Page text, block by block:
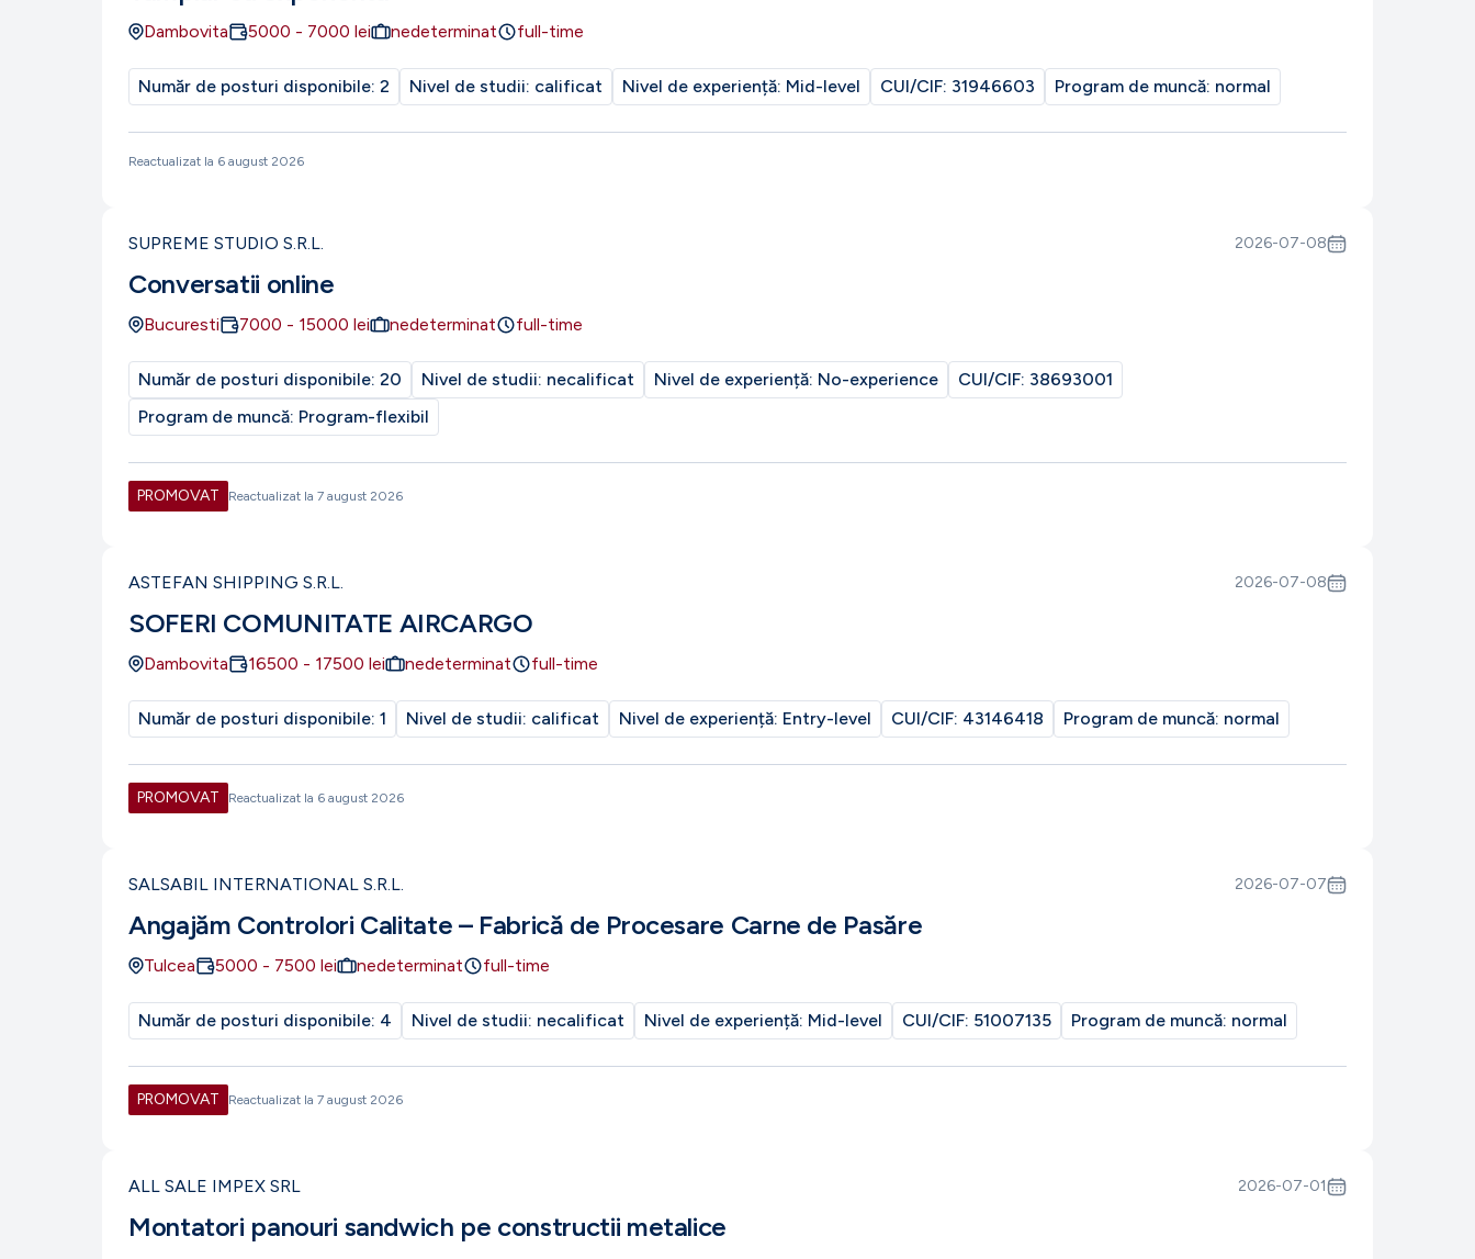
Dambovita 5000 - 7000 lei nedeterminat full-time
Număr de posturi disponibile: 2 Nivel de studii: calificat Nivel de experiență: Mid-level CUI/CIF: 31946603 Program de muncă: normal
Reactualizat la 6 august 2026
SUPREME STUDIO S.R.L. 2026-07-08
Conversatii online
Bucuresti 7000 - 15000 lei nedeterminat full-time
Număr de posturi disponibile: 20 Nivel de studii: necalificat Nivel de experiență: No-experience CUI/CIF: 38693001
Program de muncă: Program-flexibil
PROMOVAT Reactualizat la 7 august 2026
ASTEFAN SHIPPING S.R.L. 2026-07-08
SOFERI COMUNITATE AIRCARGO
Dambovita 16500 - 17500 lei nedeterminat full-time
Număr de posturi disponibile: 1 Nivel de studii: calificat Nivel de experiență: Entry-level CUI/CIF: 43146418 Program de muncă: normal
PROMOVAT Reactualizat la 6 august 2026
SALSABIL INTERNATIONAL S.R.L. 2026-07-07
Angajăm Controlori Calitate – Fabrică de Procesare Carne de Pasăre
Tulcea 5000 - 7500 lei nedeterminat full-time
Număr de posturi disponibile: 4 Nivel de studii: necalificat Nivel de experiență: Mid-level CUI/CIF: 51007135 Program de muncă: normal
PROMOVAT Reactualizat la 7 august 2026
ALL SALE IMPEX SRL 2026-07-01
Montatori panouri sandwich pe constructii metalice